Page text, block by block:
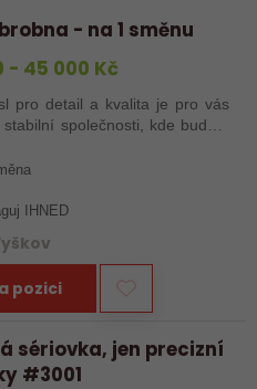
- na 1 směnu
- 45 000 Kč
pro detail a kvalita je pro vás
zajištění kvality výroby a
IHNED
pozici
sériovka, jen precizní
#3001